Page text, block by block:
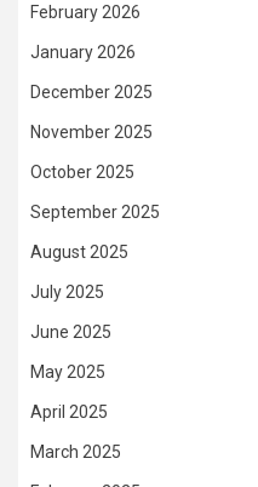
February 2026
January 2026
December 2025
November 2025
October 2025
September 2025
August 2025
July 2025
June 2025
May 2025
April 2025
March 2025